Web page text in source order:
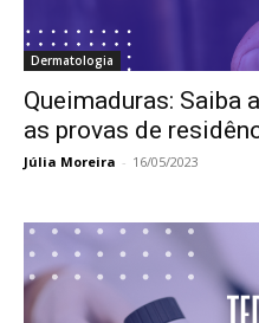
Dermatologia
Queimaduras: Saiba
as provas de
Júlia Moreira - 16/05/2023